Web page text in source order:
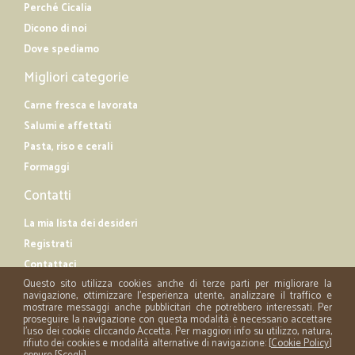
Perché Cicalia
Dicono di noi
Dove spediamo
Migliori categorie
Carne fresca e lavorata
Salumi e affettati
Pasta, riso e cerali
Formaggi
Contatti
La mia lista dei desideri
Registrati
Contattaci
Questo sito utilizza cookies anche di terze parti per migliorare la
navigazione, ottimizzare l'esperienza utente, analizzare il traffico e
mostrare messaggi anche pubblicitari che potrebbero interessati. Per
proseguire la navigazione con questa modalità è necessario accettare
l'uso dei cookie cliccando Accetta. Per maggiori info su utilizzo, natura,
rifiuto dei cookies e modalità alternative di navigazione: [Cookie Policy]